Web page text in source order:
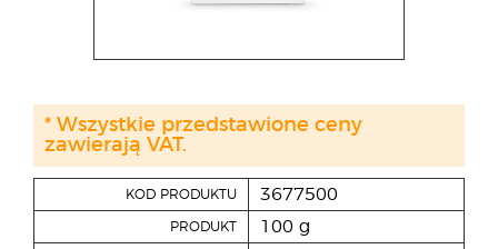
KOD PRODUKTU 3677500
PRODUKT 100 g
* Wszystkie przedstawione ceny
zawierają VAT.